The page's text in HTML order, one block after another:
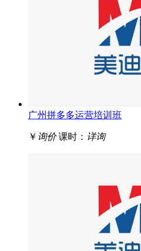
广州拼多多运营培训班
￥ 询价 课时： 详询